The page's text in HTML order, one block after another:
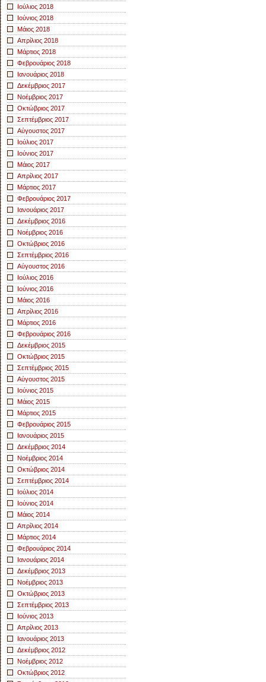
Ιούλιος 2018
Ιούνιος 2018
Μάιος 2018
Απρίλιος 2018
Μάρτιος 2018
Φεβρουάριος 2018
Ιανουάριος 2018
Δεκέμβριος 2017
Νοέμβριος 2017
Οκτώβριος 2017
Σεπτέμβριος 2017
Αύγουστος 2017
Ιούλιος 2017
Ιούνιος 2017
Μάιος 2017
Απρίλιος 2017
Μάρτιος 2017
Φεβρουάριος 2017
Ιανουάριος 2017
Δεκέμβριος 2016
Νοέμβριος 2016
Οκτώβριος 2016
Σεπτέμβριος 2016
Αύγουστος 2016
Ιούλιος 2016
Ιούνιος 2016
Μάιος 2016
Απρίλιος 2016
Μάρτιος 2016
Φεβρουάριος 2016
Δεκέμβριος 2015
Οκτώβριος 2015
Σεπτέμβριος 2015
Αύγουστος 2015
Ιούνιος 2015
Μάιος 2015
Μάρτιος 2015
Φεβρουάριος 2015
Ιανουάριος 2015
Δεκέμβριος 2014
Νοέμβριος 2014
Οκτώβριος 2014
Σεπτέμβριος 2014
Ιούλιος 2014
Ιούνιος 2014
Μάιος 2014
Απρίλιος 2014
Μάρτιος 2014
Φεβρουάριος 2014
Ιανουάριος 2014
Δεκέμβριος 2013
Νοέμβριος 2013
Οκτώβριος 2013
Σεπτέμβριος 2013
Ιούνιος 2013
Απρίλιος 2013
Ιανουάριος 2013
Δεκέμβριος 2012
Νοέμβριος 2012
Οκτώβριος 2012